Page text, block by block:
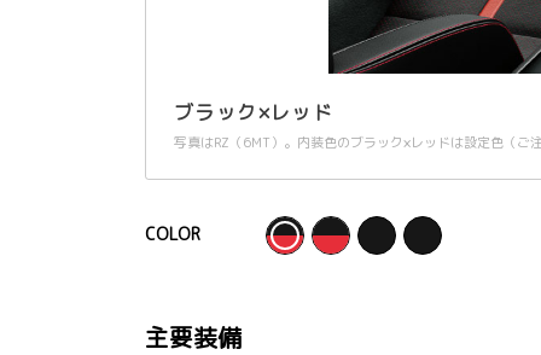
ブラック×レッド
写真はRZ（6MT）。内装色のブラック×レッドは設定色（
COLOR
主要装備